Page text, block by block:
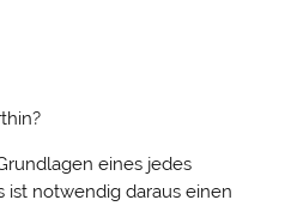
eines jedes
ist notwendig daraus einen